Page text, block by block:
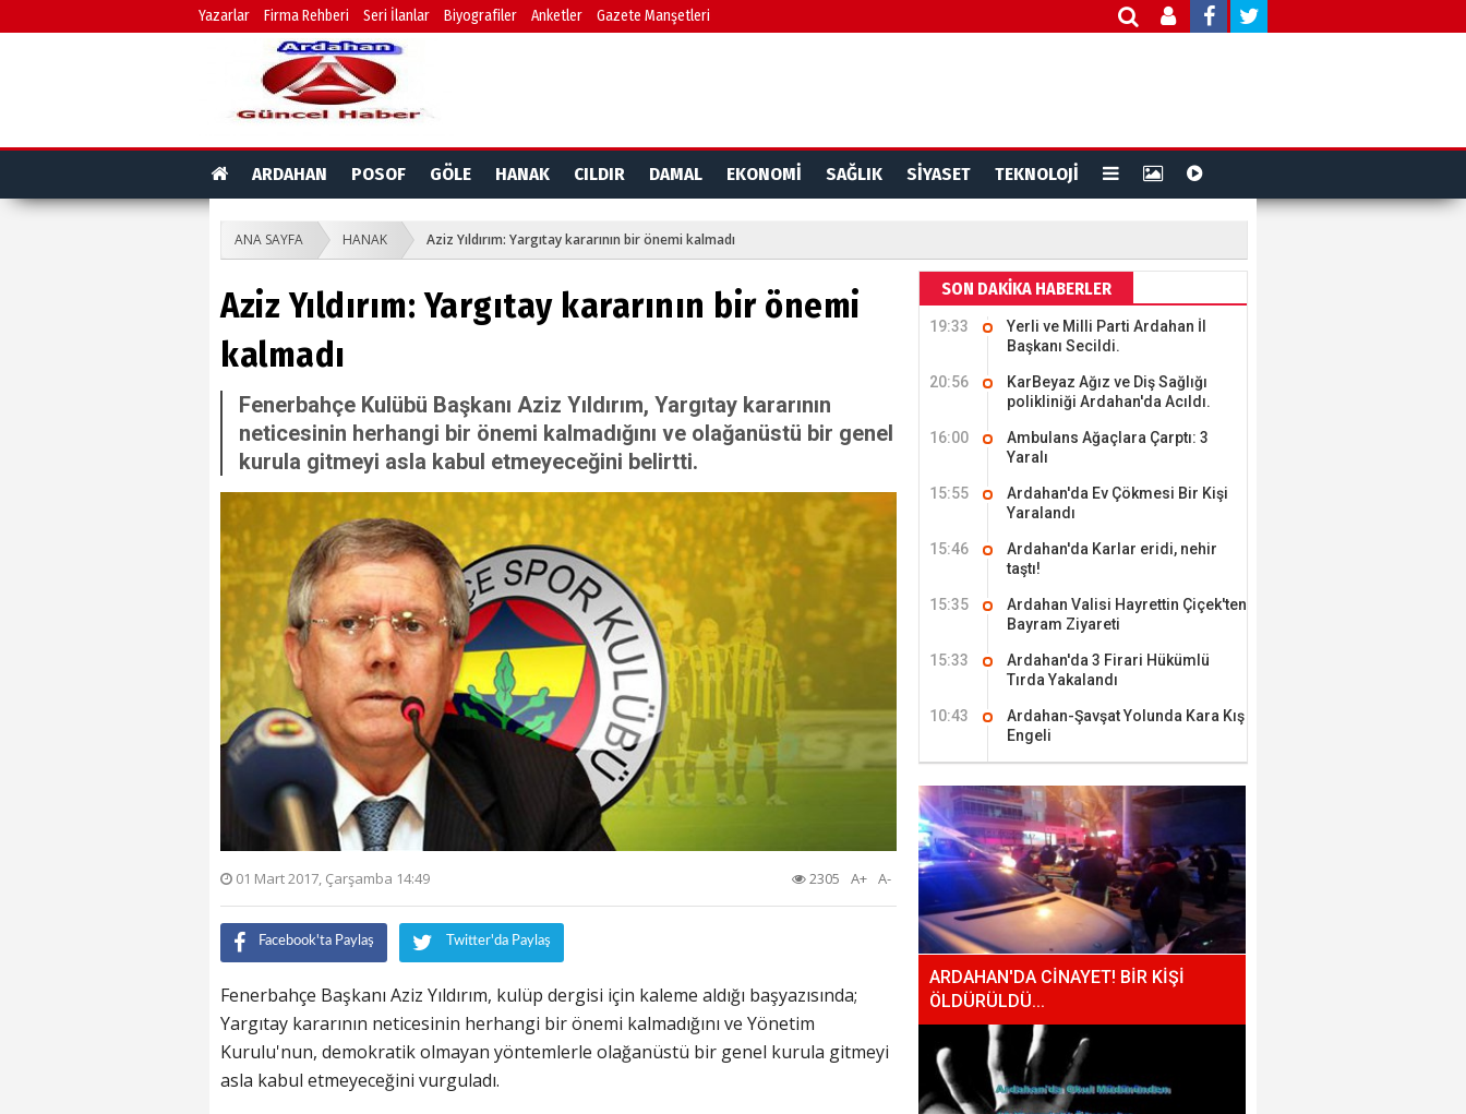
Yazarlar Firma Rehberi Seri İlanlar Biyografiler Anketler Gazete Manşetleri
ARDAHAN POSOF GÖLE HANAK CILDIR DAMAL EKONOMİ SAĞLIK SİYASET TEKNOLOJİ
ANA SAYFA HANAK Aziz Yıldırım: Yargıtay kararının bir önemi kalmadı
Aziz Yıldırım: Yargıtay kararının bir önemi
kalmadı
Fenerbahçe Kulübü Başkanı Aziz Yıldırım, Yargıtay kararının
neticesinin herhangi bir önemi kalmadığını ve olağanüstü bir genel
kurula gitmeyi asla kabul etmeyeceğini belirtti.
01 Mart 2017, Çarşamba 14:49 A-
A+
2305
Facebook'ta Paylaş Twitter'da Paylaş
Fenerbahçe Başkanı Aziz Yıldırım, kulüp dergisi için kaleme aldığı başyazısında;
Yargıtay kararının neticesinin herhangi bir önemi kalmadığını ve Yönetim
Kurulu'nun, demokratik olmayan yöntemlerle olağanüstü bir genel kurula gitmeyi
asla kabul etmeyeceğini vurguladı.
SON DAKİKA HABERLER
19:33
Yerli ve Milli Parti Ardahan İl
Başkanı Secildi.
20:56
KarBeyaz Ağız ve Diş Sağlığı
polikliniği Ardahan'da Acıldı.
16:00
Ambulans Ağaçlara Çarptı: 3
Yaralı
15:55
Ardahan'da Ev Çökmesi Bir Kişi
Yaralandı
15:46
Ardahan'da Karlar eridi, nehir
taştı!
15:35
Ardahan Valisi Hayrettin Çiçek'ten
Bayram Ziyareti
15:33
Ardahan'da 3 Firari Hükümlü
Tırda Yakalandı
10:43
Ardahan-Şavşat Yolunda Kara Kış
Engeli
ARDAHAN'DA CİNAYET! BİR KİŞİ
ÖLDÜRÜLDÜ...